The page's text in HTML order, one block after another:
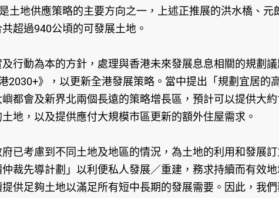
土地供應策略的主要方向之一，上述正推展的洪水橋、
超過940公頃的可發展土地。
行動為本的方針，處理與香港未來發展息息相關的規劃
》，以更新全港發展策略。當中提出「規劃宜居的
都會及新界北兩個長遠的策略增長區，預計可以提供大
地，以及提供應付大規模市區更新的額外住屋需求。
已考慮到不同土地及地區的情況，為土地的利用和發展
裁先導計劃」以利便私人發展／重建，務求持續而有效
供足夠土地以滿足所有短中長期的發展需要。因此，我